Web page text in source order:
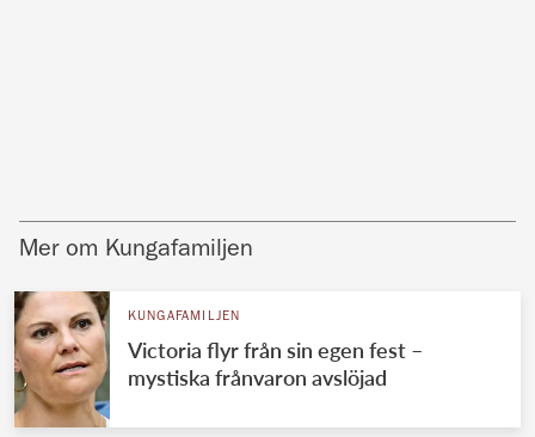
Mer om Kungafamiljen
KUNGAFAMILJEN
Victoria flyr från sin egen fest –
mystiska frånvaron avslöjad